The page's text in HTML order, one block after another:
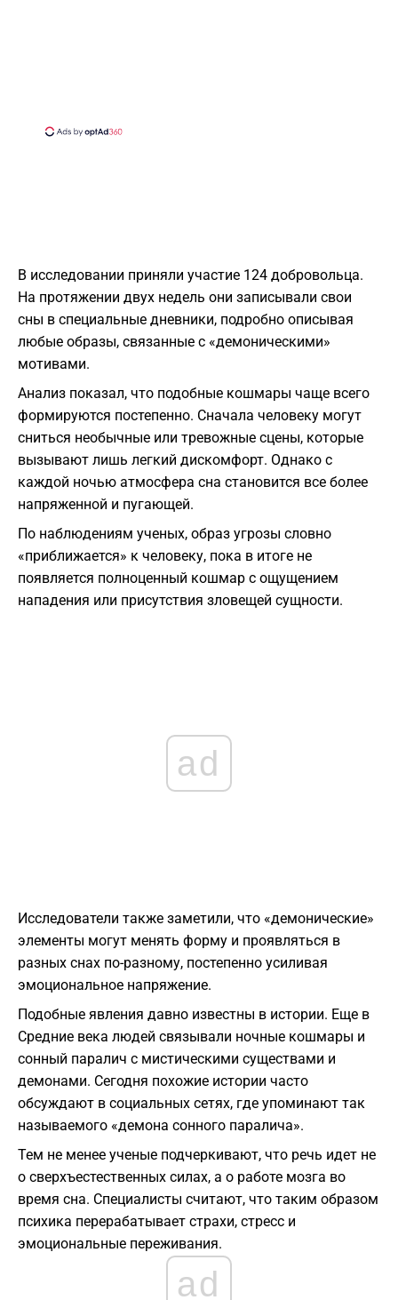
В исследовании приняли участие 124 добровольца.
На протяжении двух недель они записывали свои
сны в специальные дневники, подробно описывая
любые образы, связанные с «демоническими»
мотивами.
Анализ показал, что подобные кошмары чаще всего
формируются постепенно. Сначала человеку могут
сниться необычные или тревожные сцены, которые
вызывают лишь легкий дискомфорт. Однако с
каждой ночью атмосфера сна становится все более
напряженной и пугающей.
По наблюдениям ученых, образ угрозы словно
«приближается» к человеку, пока в итоге не
появляется полноценный кошмар с ощущением
нападения или присутствия зловещей сущности.
ad
Исследователи также заметили, что «демонические»
элементы могут менять форму и проявляться в
разных снах по-разному, постепенно усиливая
эмоциональное напряжение.
Подобные явления давно известны в истории. Еще в
Средние века людей связывали ночные кошмары и
сонный паралич с мистическими существами и
демонами. Сегодня похожие истории часто
обсуждают в социальных сетях, где упоминают так
называемого «демона сонного паралича».
Тем не менее ученые подчеркивают, что речь идет не
о сверхъестественных силах, а о работе мозга во
время сна. Специалисты считают, что таким образом
психика перерабатывает страхи, стресс и
эмоциональные переживания.
ad